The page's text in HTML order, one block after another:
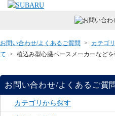
お問い合わせ/よくあるご質問 > カテゴ
て > 植込み型心臓ペースメーカーなど
お問い合わせ/よくあるご質
カテゴリから探す